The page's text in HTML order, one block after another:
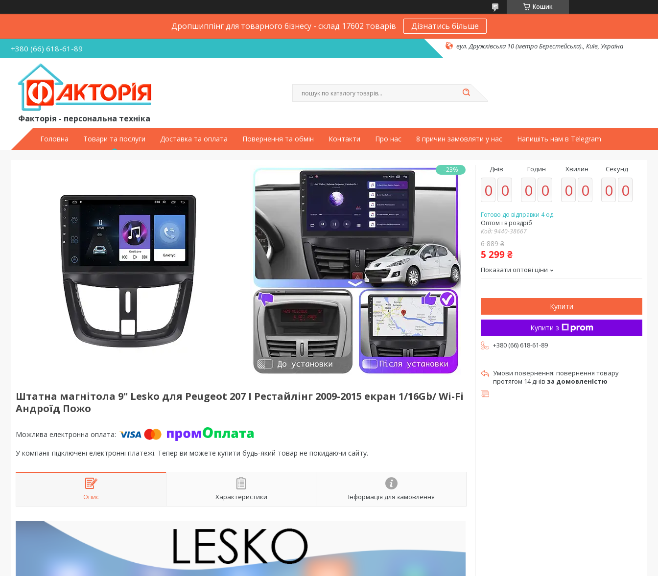
Кошик
Дропшиппінг для товарного бізнесу - склад 17602 товарів Дізнатись більше
+380 (66) 618-61-89 вул. Дружківська 10 (метро Берестейська)., Київ, Україна
Факторія - персональна техніка
Головна Товари та послуги Доставка та оплата Повернення та обмін Контакти Про нас 8 причин замовляти у нас Напишіть нам в Telegram
–23%
Штатна магнітола 9" Lesko для Peugeot 207 I Рестайлінг 2009-2015 екран 1/16Gb/ Wi-Fi
Андроїд Пожо
У компанії підключені електронні платежі. Тепер ви можете купити будь-який товар не покидаючи сайту.
Опис Характеристики Інформація для замовлення
Днів
0 0
Годин
0 0
Хвилин
0 0
Секунд
0 0
Готово до відправки 4 од.
Оптом і в роздріб
Код:9440-38667
6 889 ₴
5 299 ₴
Показати оптові ціни
Купити
Купити з
+380 (66) 618-61-89
повернення товару
протягом 14 днів за домовленістю